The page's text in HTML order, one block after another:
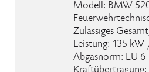
Modell: BMW
Zulässiges
Leistung: 135 kW
Abgasnorm: EU 6